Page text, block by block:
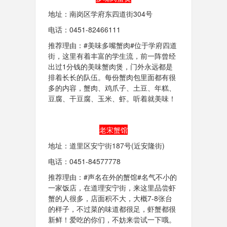
地址：南岗区学府东四道街304号
电话：0451-82466111
推荐理由：#美味多嘴蟹肉#位于学府四道
街，这里有着丰富的学生流，前一阵曾经
出过1分钱的美味蟹肉煲，门外永远都是
排着长长的队伍。每份蟹肉包里面都有很
多的内容，蟹肉、鸡爪子、土豆、年糕、
豆腐、干豆腐、玉米、虾。听着就美味！
老宋蟹馆
地址：道里区安宁街187号(近安隆街)
电话：0451-84577778
推荐理由：#声名在外的蟹馆#名气不小的
一家饭店，在道理安宁街，来这里品尝虾
蟹的人很多，店面积不大，大概7-8张台
的样子，不过菜的味道都很足，虾蟹都很
新鲜！爱吃的你们，不妨来尝试一下哦。